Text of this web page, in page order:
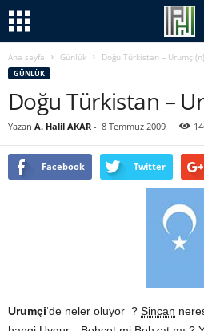
Ana sayfa Günlük Doğu Türkistan – Urumçi(n)
GÜNLÜK
Doğu Türkistan –
Yazan A. Halil AKAR - 8 Temmuz 2009
Facebook Twitter
Urumçi‘de neler oluyor ? Sincan